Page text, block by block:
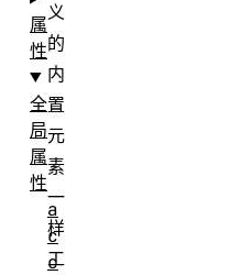
义
的
内
置
元
素
一
样
工
属
性
全
局
属
性
a
c
c